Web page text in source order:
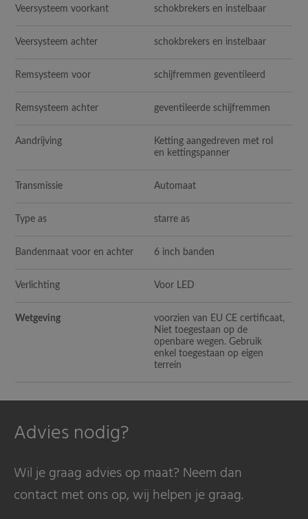
Veersysteem voorkant schokbrekers en instelbaar
Veersysteem achter schokbrekers en instelbaar
Remsysteem voor schijfremmen geventileerd
Remsysteem achter geventileerde schijfremmen
Aandrijving
Ketting aangedreven met rol
en kettingspanner
Transmissie Automaat
Type as starre as
Bandenmaat voor en achter 6 inch banden
Verlichting Voor LED
Wetgeving
voorzien van EU CE certificaat,
Niet toegestaan op de
openbare wegen. Gebruik
enkel toegestaan op eigen
terrein
Advies nodig?
Wil je graag advies op maat? Neem dan
contact met ons op, wij helpen je graag.